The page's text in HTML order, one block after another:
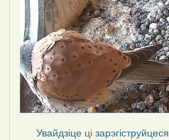
Увайдзіце цізарэгіструйцеся